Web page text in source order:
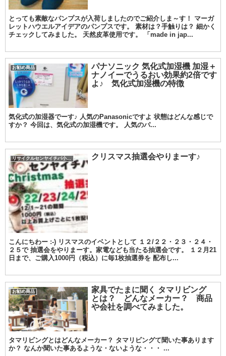
とっても素敵なパンプスが入荷しましたのでご紹介しま～す！ マーガ
レットハウエルアイデアのパンプスです。 素材は？手触りは？ 細かく
チェックしてみました。 天然皮革使用です。 「made in jap...
お勧め商品
パナソニック 気化式加湿機 加湿＋
ナノイーでうるおい効果約2倍です
よ♪ 気化式加湿機の特徴
気化式の加湿器でーす♪ 人気のPanasonicですよ 状態はどんな感じで
すか？ 今回は、気化式の加湿機です。 人気のパ...
クリスマス抽選会やりまーす♪
こんにちわー :-) リスマスのイベントとして １２/２２・２３・２４・
２５で 抽選会をやりまーす。家電なども当たる抽選会です。 １２月21
日まで、ご購入1000円（税込）に毎1枚抽選券を 配布し...
お勧め商品
家具でたまに聞く タマリビング
とは？ どんなメーカー？ 商品
や会社を調べてみました。
タマリビングとはどんなメーカー？ タマリビングて聞いた事あります
か？ なんか聞いた事あるような・ないような・・・ ...